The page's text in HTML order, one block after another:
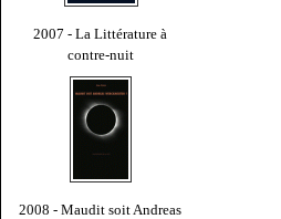
2007 - La Littérature à
contre-nuit
2008 - Maudit soit Andreas